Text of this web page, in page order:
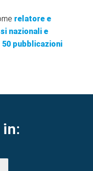
relatore e
nazionali e
50 pubblicazioni
in: